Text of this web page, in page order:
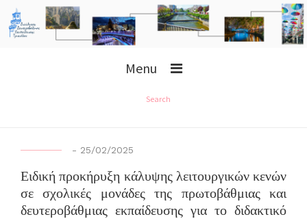
Menu
Search
- 25/02/2025
Ειδική προκήρυξη κάλυψης λειτουργικών κενών
σε σχολικές μονάδες της πρωτοβάθμιας και
δευτεροβάθμιας εκπαίδευσης για το διδακτικό